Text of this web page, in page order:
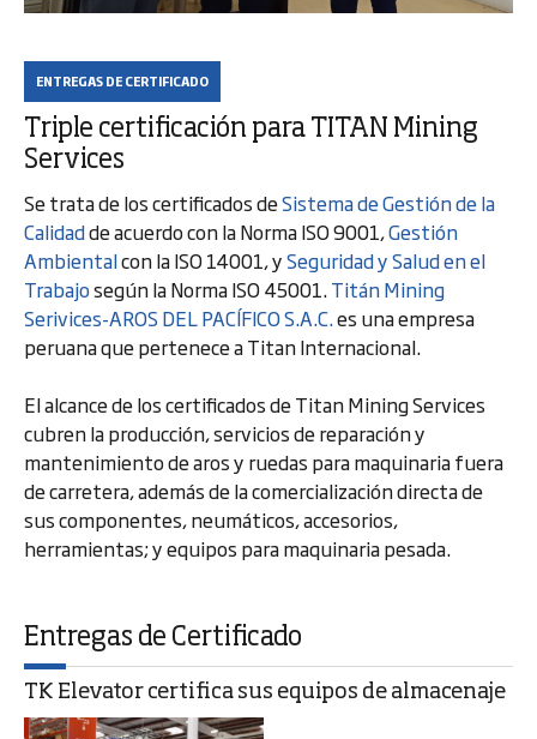
ENTREGAS DE CERTIFICADO
Triple certificación para TITAN Mining
Services
Se trata de los certificados deSistema de Gestión de la
Calidadde acuerdo con la Norma ISO 9001,Gestión
Ambientalcon la ISO 14001, ySeguridad y Salud en el
Trabajosegún la Norma ISO 45001.Titán Mining
Serivices-AROS DEL PACÍFICO S.A.C.es una empresa
peruana que pertenece a Titan Internacional.
El alcance de los certificados de Titan Mining Services
cubren la producción, servicios de reparación y
mantenimiento de aros y ruedas para maquinaria fuera
de carretera, además de la comercialización directa de
sus componentes, neumáticos, accesorios,
herramientas; y equipos para maquinaria pesada.
Entregas de Certificado
TK Elevator certifica sus equipos de almacenaje